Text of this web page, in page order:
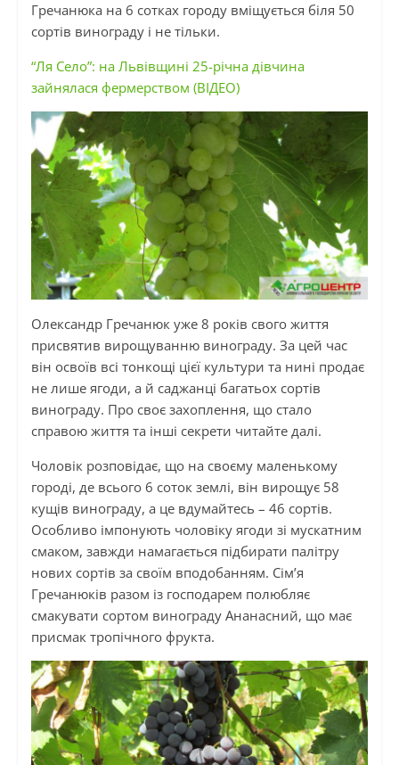
Гречанюка на 6 сотках городу вміщується біля 50
сортів винограду і не тільки.
“Ля Село”: на Львівщині 25-річна дівчина
зайнялася фермерством (ВІДЕО)
Олександр Гречанюк уже 8 років свого життя
присвятив вирощуванню винограду. За цей час
він освоїв всі тонкощі цієї культури та нині продає
не лише ягоди, а й саджанці багатьох сортів
винограду. Про своє захоплення, що стало
справою життя та інші секрети читайте далі.
Чоловік розповідає, що на своєму маленькому
городі, де всього 6 соток землі, він вирощує 58
кущів винограду, а це вдумайтесь – 46 сортів.
Особливо імпонують чоловіку ягоди зі мускатним
смаком, завжди намагається підбирати палітру
нових сортів за своїм вподобанням. Сім’я
Гречанюків разом із господарем полюбляє
смакувати сортом винограду Ананасний, що має
присмак тропічного фрукта.